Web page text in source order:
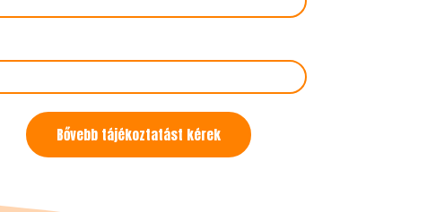
Bővebb tájékoztatást kérek